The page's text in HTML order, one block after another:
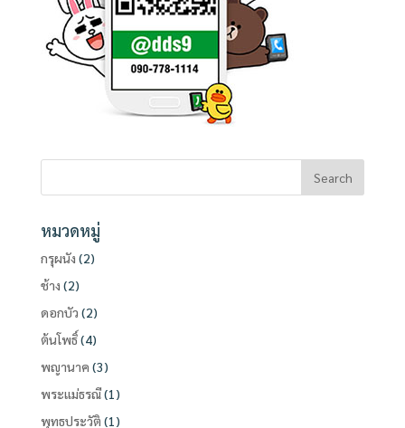
หมวดหมู่
กรุผนัง (2)
ช้าง (2)
ดอกบัว (2)
ต้นโพธิ์(4)
พญานาค (3)
พระแม่ธรณี(1)
พุทธประวัติ (1)